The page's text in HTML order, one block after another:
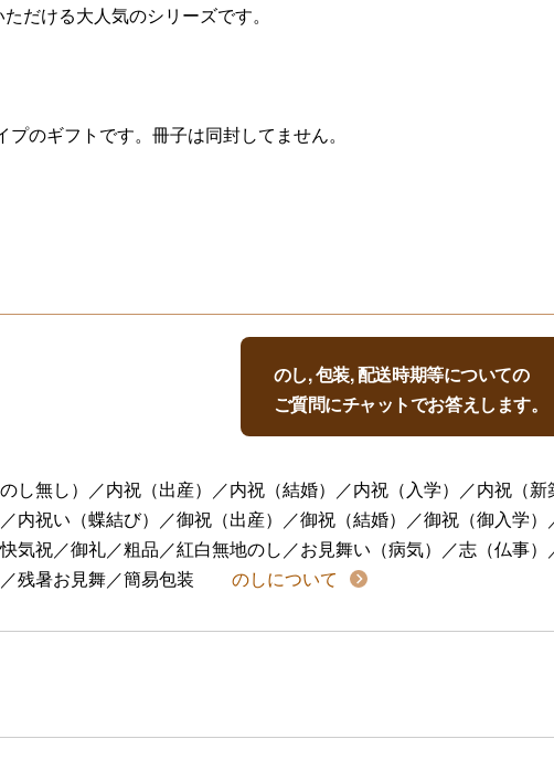
だける大人気のシリーズです。
のギフトです。冊子は同封してません。
のし, 包装, 配送時期等についての
ご質問にチャットでお答えします。
し無し）／内祝（出産）／内祝（結婚）／内祝（入学）／内祝（
内祝い（蝶結び）／御祝（出産）／御祝（結婚）／御祝（御入学
快気祝／御礼／粗品／紅白無地のし／お見舞い（病気）／志（仏事
残暑お見舞／簡易包装
のしについて